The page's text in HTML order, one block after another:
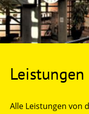
Leistungen
Alle Leistungen von